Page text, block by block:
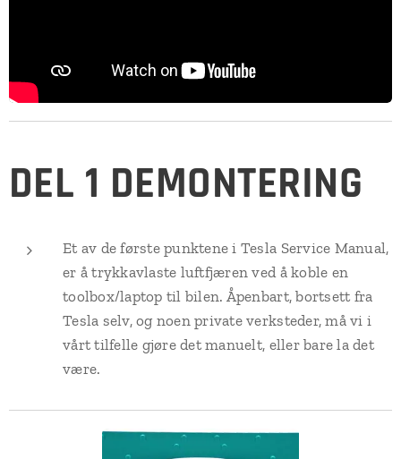
DEL 1 DEMONTERING
Et av de første punktene i Tesla Service Manual,
er å trykkavlaste luftfjæren ved å koble en
toolbox/laptop til bilen. Åpenbart, bortsett fra
Tesla selv, og noen private verksteder, må vi i
vårt tilfelle gjøre det manuelt, eller bare la det
være.